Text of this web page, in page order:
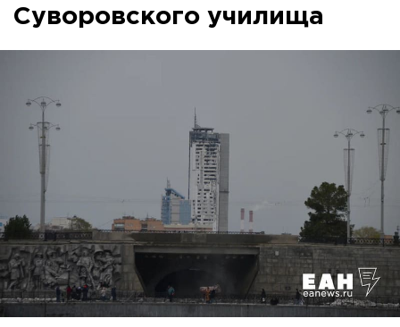
Суворовского училища